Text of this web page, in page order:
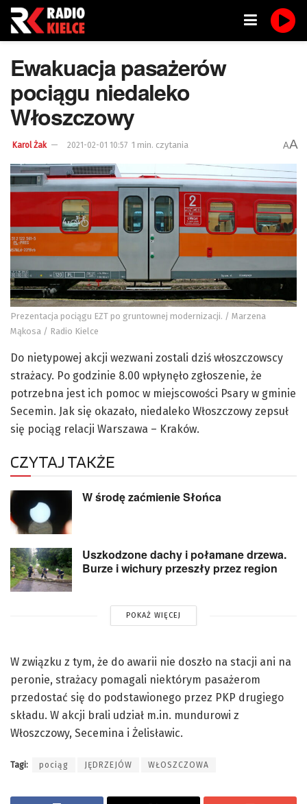
Ewakuacja pasażerów
pociągu niedaleko
Włoszczowy
Karol Żak 2021-02-01 10:57 1 min. czytania AA
Prezentacja pociągu EZT po gruntownej modernizacji. / Marzena
Mąkosa / Radio Kielce
Do nietypowej akcji wezwani zostali dziś włoszczowscy
strażacy. Po godzinie 8.00 wpłynęło zgłoszenie, że
potrzebna jest ich pomoc w miejscowości Psary w gminie
Secemin. Jak się okazało, niedaleko Włoszczowy zepsuł
się pociąg relacji Warszawa – Kraków.
CZYTAJ TAKŻE
W środę zaćmienie Słońca
Uszkodzone dachy i połamane drzewa.
Burze i wichury przeszły przez region
POKAŻ WIĘCEJ
W związku z tym, że do awarii nie doszło na stacji ani na
peronie, strażacy pomagali niektórym pasażerom
przedostać się do podstawionego przez PKP drugiego
składu. W akcji brali udział m.in. mundurowi z
Włoszczowy, Secemina i Żelisławic.
Tagi: pociąg JĘDRZEJÓW WŁOSZCZOWA